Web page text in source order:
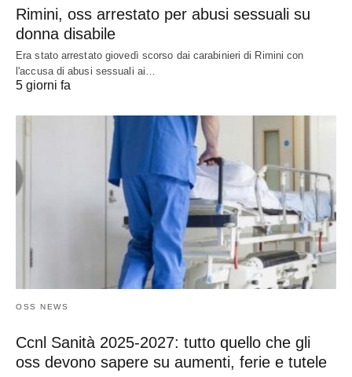
Rimini, oss arrestato per abusi sessuali su
donna disabile
Era stato arrestato giovedì scorso dai carabinieri di Rimini con
l'accusa di abusi sessuali ai…
5 giorni fa
OSS NEWS
Ccnl Sanità 2025-2027: tutto quello che gli
oss devono sapere su aumenti, ferie e tutele